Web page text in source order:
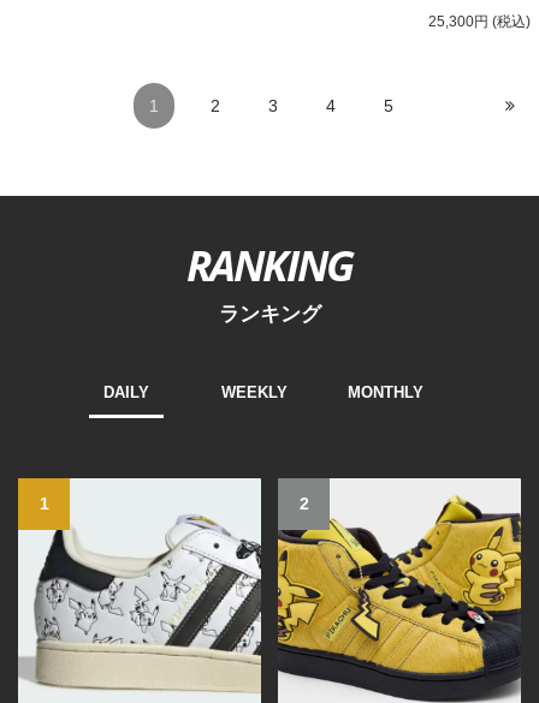
25,300円 (税込)
1 2 3 4 5
RANKING
ランキング
DAILY WEEKLY MONTHLY
1 2